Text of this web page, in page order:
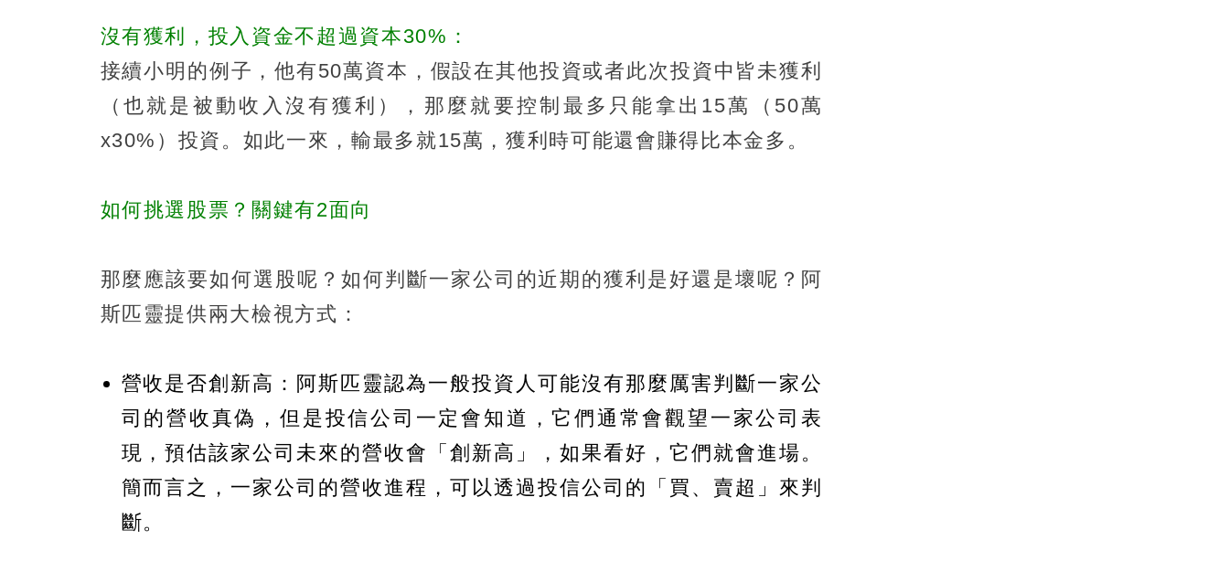
沒有獲利，投入資金不超過資本30%：
接續小明的例子，他有50萬資本，假設在其他投資或者此次投資中皆未獲利
（也就是被動收入沒有獲利），那麼就要控制最多只能拿出15萬（50萬
x30%）投資。如此一來，輸最多就15萬，獲利時可能還會賺得比本金多。
如何挑選股票？關鍵有2面向
那麼應該要如何選股呢？如何判斷一家公司的近期的獲利是好還是壞呢？阿
斯匹靈提供兩大檢視方式：
營收是否創新高：阿斯匹靈認為一般投資人可能沒有那麼厲害判斷一家公
司的營收真偽，但是投信公司一定會知道，它們通常會觀望一家公司表
現，預估該家公司未來的營收會「創新高」，如果看好，它們就會進場。
簡而言之，一家公司的營收進程，可以透過投信公司的「買、賣超」來判
斷。